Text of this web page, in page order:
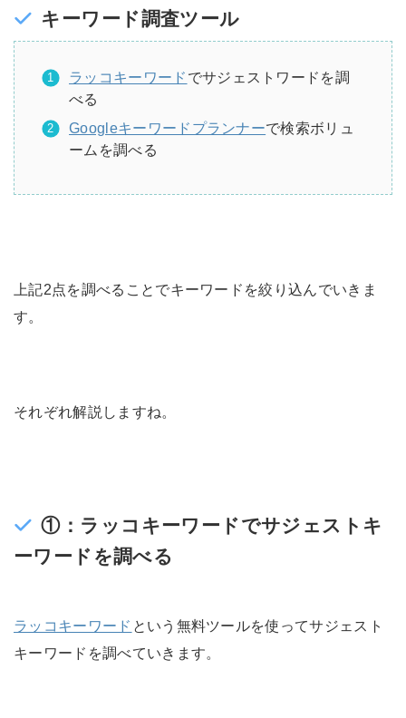
キーワード調査ツール
ラッコキーワード でサジェストワードを調
べる
Googleキーワードプランナーで検索ボリュ
ームを調べる
上記2点を調べることでキーワードを絞り込んでいきま
す。
それぞれ解説しますね。
①：ラッコキーワードでサジェストキ
ーワードを調べる
ラッコキーワード という無料ツールを使ってサジェスト
キーワードを調べていきます。